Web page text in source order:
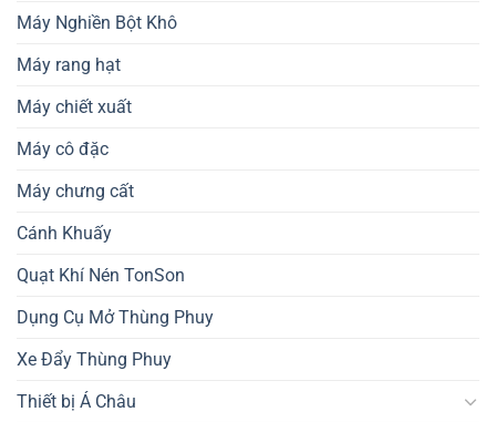
Máy Nghiền Bột Khô
Máy rang hạt
Máy chiết xuất
Máy cô đặc
Máy chưng cất
Cánh Khuấy
Quạt Khí Nén TonSon
Dụng Cụ Mở Thùng Phuy
Xe Đẩy Thùng Phuy
Thiết bị Á Châu